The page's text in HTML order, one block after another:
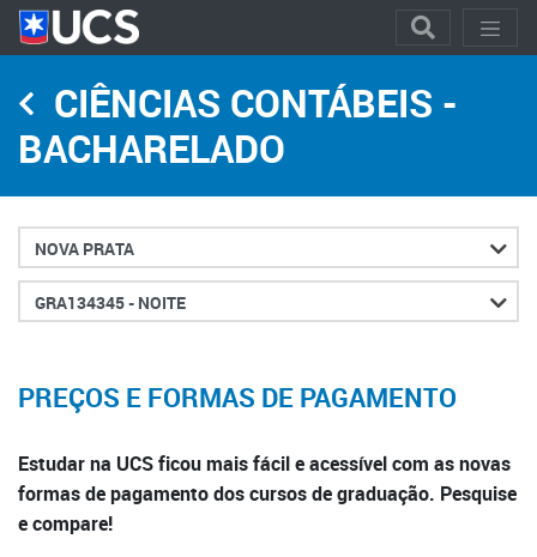
CIÊNCIAS CONTÁBEIS -
BACHARELADO
Cidade
Turno
PREÇOS E FORMAS DE PAGAMENTO
Estudar na UCS ficou mais fácil e acessível com as novas
formas de pagamento dos cursos de graduação. Pesquise
e compare!